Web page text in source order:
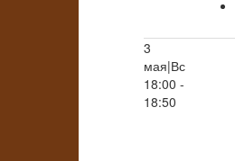
3
мая|Вс
18:00 -
18:50